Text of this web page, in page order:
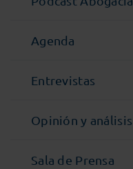
Agenda
Entrevistas
Opinión y análisis
Sala de Prensa